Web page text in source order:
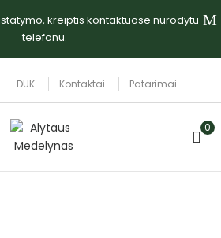
kreiptis kontaktuose nurodytu
telefonu.
DUK Kontaktai Patarimai
0